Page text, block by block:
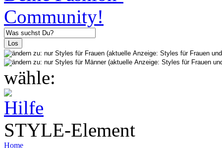
wähle:
STYLE-Element
Home